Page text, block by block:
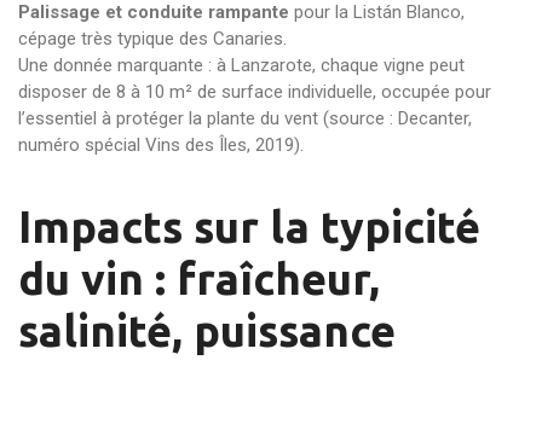
Palissage et conduite rampante pour la Listán Blanco,
cépage très typique des Canaries.
Une donnée marquante : à Lanzarote, chaque vigne peut
disposer de 8 à 10 m² de surface individuelle, occupée pour
l’essentiel à protéger la plante du vent (source : Decanter,
numéro spécial Vins des Îles, 2019).
Impacts sur la typicité
du vin : fraîcheur,
salinité, puissance